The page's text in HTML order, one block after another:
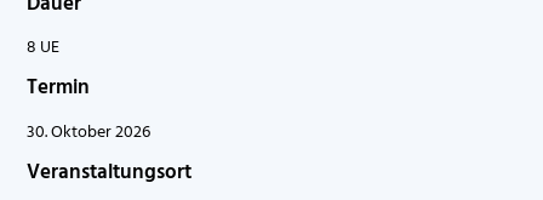
8 UE
Termin
30. Oktober 2026
Veranstaltungsort